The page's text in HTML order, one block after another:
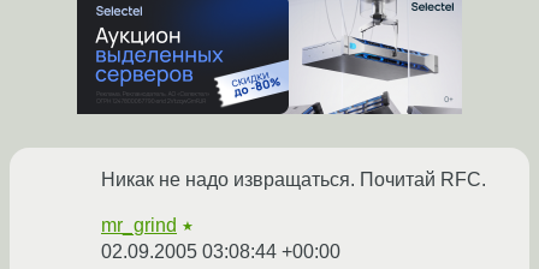
Никак не надо извращаться. Почитай RFC.
mr_grind ★
02.09.2005 03:08:44 +00:00